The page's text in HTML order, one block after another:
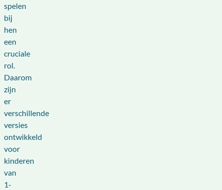
spelen
bij
hen
een
cruciale
rol.
Daarom
zijn
er
verschillende
versies
ontwikkeld
voor
kinderen
van
1-